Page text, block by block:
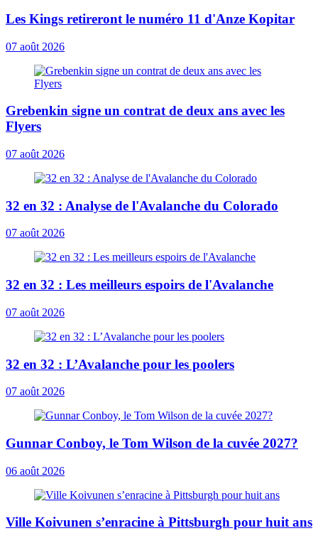
Les Kings retireront le numéro 11 d'Anze Kopitar
07 août 2026
Grebenkin signe un contrat de deux ans avec les
Flyers
07 août 2026
32 en 32 : Analyse de l'Avalanche du Colorado
07 août 2026
32 en 32 : Les meilleurs espoirs de l'Avalanche
07 août 2026
32 en 32 : L’Avalanche pour les poolers
07 août 2026
Gunnar Conboy, le Tom Wilson de la cuvée 2027?
06 août 2026
Ville Koivunen s’enracine à Pittsburgh pour huit ans